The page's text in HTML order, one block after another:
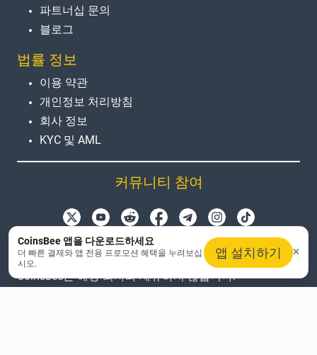
파트너십 문의
블로그
법률 정보
이용 약관
개인정보 처리방침
회사 정보
KYC 및 AML
커뮤니티 참여
제품 이름, 로고 및 브랜드는 식별 목적으로만 사용됩니
다. 모든 상표 및 등록 상표는 해당 소유자의 자산입니다.
Coinsbee는 해당 회사와 제휴하지 않습니다.
CoinsBee 앱을 다운로드하세요
더 빠른 결제와 앱 전용 프로모션 혜택을 누려보십
시오.
앱 설치하기